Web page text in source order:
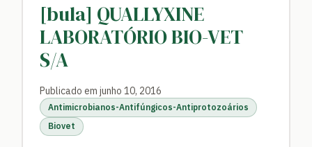
[bula] QUALLYXINE
LABORATÓRIO BIO-VET
S/A
Publicado em junho 10, 2016
Antimicrobianos-Antifúngicos-Antiprotozoários
Biovet